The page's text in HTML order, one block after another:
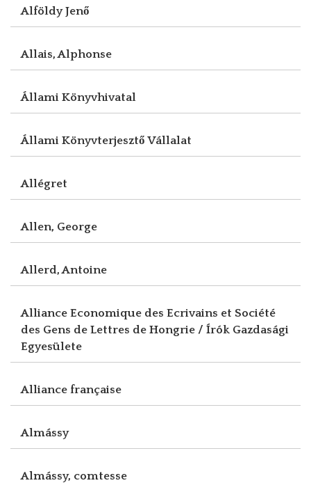
Alföldy Jenő
Allais, Alphonse
Állami Könyvhivatal
Állami Könyvterjesztő Vállalat
Allégret
Allen, George
Allerd, Antoine
Alliance Economique des Ecrivains et Société
des Gens de Lettres de Hongrie / Írók Gazdasági
Egyesülete
Alliance française
Almássy
Almássy, comtesse